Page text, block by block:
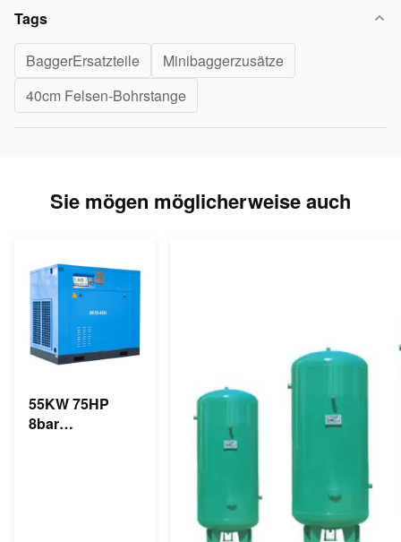
Tags
BaggerErsatzteile
Minibaggerzusätze
40cm Felsen-Bohrstange
Sie mögen möglicherweise auch
55KW 75HP
8bar